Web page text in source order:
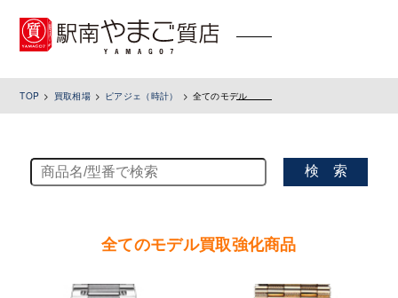
toggle
TOP 買取相場 ピアジェ（時計） 全てのモデル
検 索
全てのモデル買取強化商品